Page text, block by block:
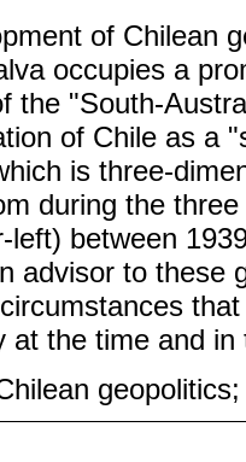
of Chilean
occupies a
the "South-
of Chile as a
is three-
during the
left) between
advisor to these
at the time and in